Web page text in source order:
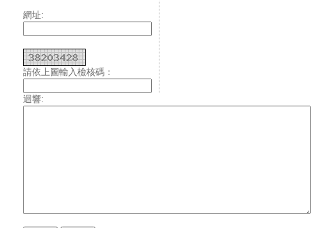
網址:
請依上圖輸入檢核碼：
迴響: